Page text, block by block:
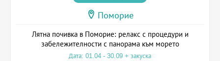
Поморие
Лятна почивка в Поморие: релакс с процедури и
забележителности с панорама към морето
Дата: 01.04 - 30.09 + закуска